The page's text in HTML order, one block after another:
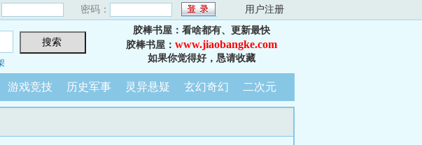
密码： 用户注册
胶棒书屋：看啥都有、更新最快
胶棒书屋： www.jiaobangke.com
如果你觉得好，恳请收藏
游戏竞技 历史军事 灵异悬疑 玄幻奇幻 二次元